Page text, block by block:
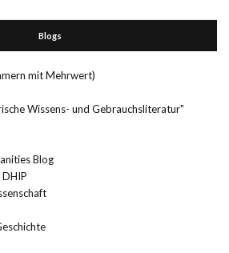
Blogs
mit Mehrwert)
Wissens- und Gebrauchsliteratur"
Blog